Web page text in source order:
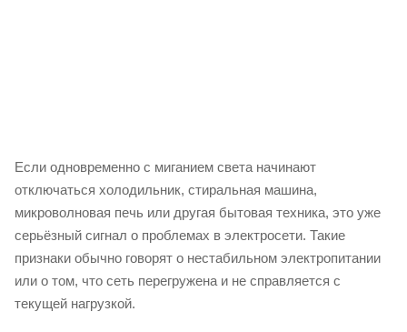
Если одновременно с миганием света начинают
отключаться холодильник, стиральная машина,
микроволновая печь или другая бытовая техника, это уже
серьёзный сигнал о проблемах в электросети. Такие
признаки обычно говорят о нестабильном электропитании
или о том, что сеть перегружена и не справляется с
текущей нагрузкой.